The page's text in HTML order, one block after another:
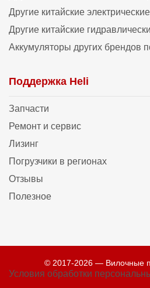
Другие китайские
Другие китайские
Аккумуляторы других брендов
Поддержка Heli
Запчасти
Ремонт и сервис
Лизинг
Погрузчики в регионах
Отзывы
Полезное
© 2017-2026 — Вилочные
Условия обработки